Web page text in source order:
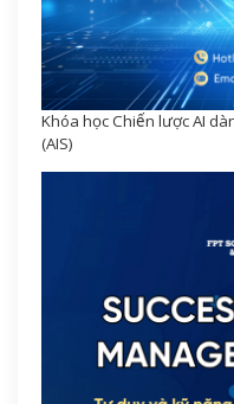
Khóa học Chiến lược AI
(AIS)